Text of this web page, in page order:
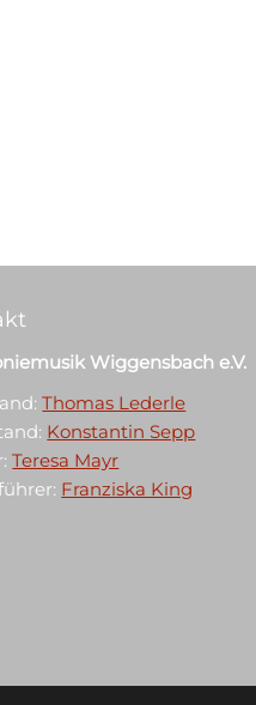
Wiggensbach e.V.
Thomas Lederle
Konstantin Sepp
Teresa Mayr
Franziska King